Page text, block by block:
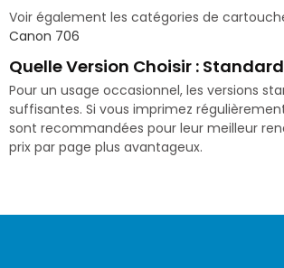
Voir également les catégories de
Canon 706
Quelle Version Choisir : Standard
Pour un usage occasionnel, les versions
suffisantes. Si vous imprimez
sont recommandées pour leur meilleur
prix par page plus avantageux.